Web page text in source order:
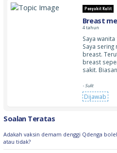
Penyakit Kulit
Breast
4 tahun
Saya
Saya sering
breast.
breast
sakit.
- Sulit
Dijawab
Soalan Teratas
Adakah vaksin demam denggi Qdenga
atau tidak?